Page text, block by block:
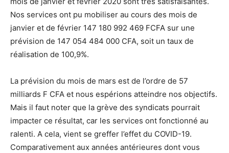
Nos services ont pu mobiliser au cours des mois de
janvier et de février 147 180 992 469 FCFA sur une
prévision de 147 054 484 000 CFA, soit un taux de
réalisation de 100,9%.
La prévision du mois de mars est de l’ordre de 57
milliards F CFA et nous espérions atteindre nos objectifs.
Mais il faut noter que la grève des syndicats pourrait
impacter ce résultat, car les services ont fonctionné au
ralenti. A cela, vient se greffer l’effet du COVID-19.
Comparativement aux années antérieures dont vous